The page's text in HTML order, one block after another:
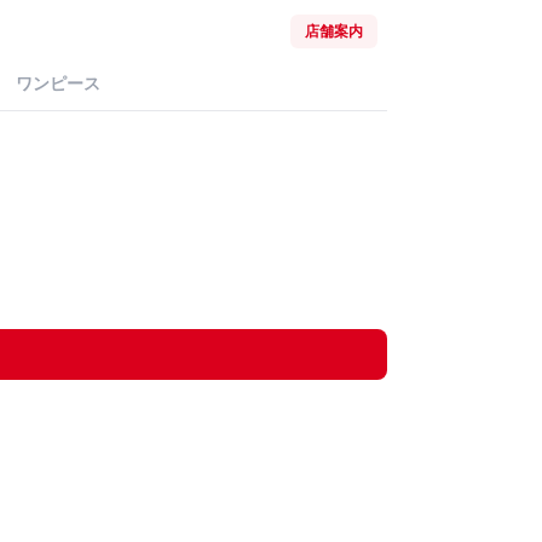
店舗案内
ワンピース